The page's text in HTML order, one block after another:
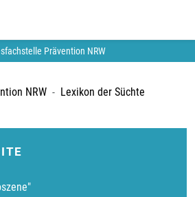
Prävention NRW
NRW
Lexikon der Süchte